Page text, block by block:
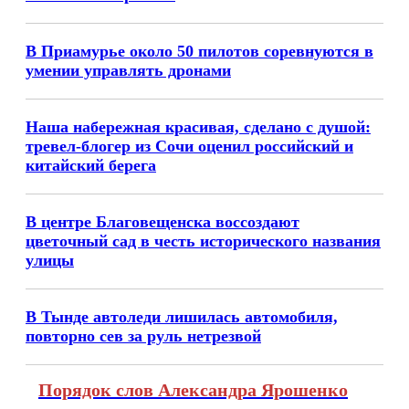
В Приамурье около 50 пилотов соревнуются в
умении управлять дронами
Наша набережная красивая, сделано с душой:
тревел-блогер из Сочи оценил российский и
китайский берега
В центре Благовещенска воссоздают
цветочный сад в честь исторического названия
улицы
В Тынде автоледи лишилась автомобиля,
повторно сев за руль нетрезвой
Порядок слов Александра Ярошенко